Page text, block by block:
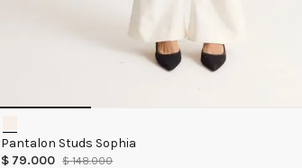
Pantalon Studs Sophia
$ 79.000 $ 148.000